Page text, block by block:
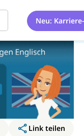
Neu:
Link teilen